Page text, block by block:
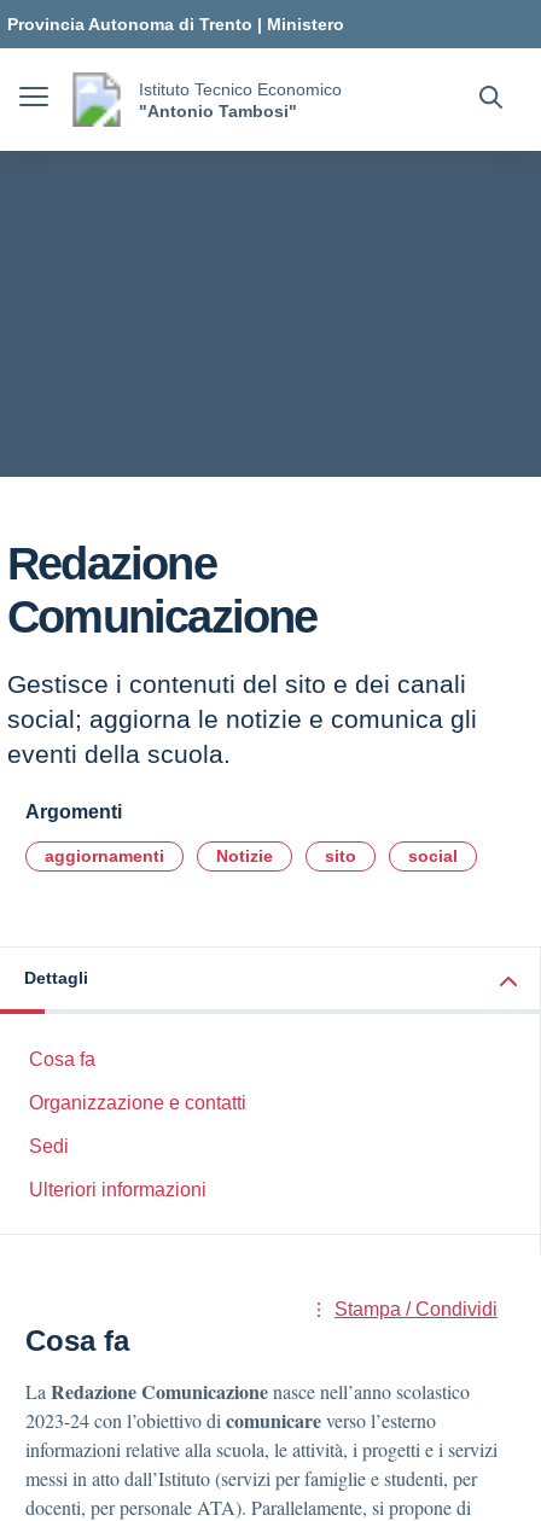
Provincia Autonoma di Trento | Ministero
dell'Istruzione e del Merito
Istituto Tecnico Economico
"Antonio Tambosi"
Redazione
Comunicazione
Gestisce i contenuti del sito e dei canali
social; aggiorna le notizie e comunica gli
eventi della scuola.
Argomenti
aggiornamenti Notizie sito social
Dettagli
Cosa fa
Organizzazione e contatti
Sedi
Ulteriori informazioni
Stampa / Condividi
Cosa fa
La Redazione Comunicazionenasce nell’anno scolastico
2023-24 con l’obiettivo di comunicareverso l’esterno
informazioni relative alla scuola, le attività, i progetti e i servizi
messi in atto dall’Istituto (servizi per famiglie e studenti, per
docenti, per personale ATA). Parallelamente, si propone di